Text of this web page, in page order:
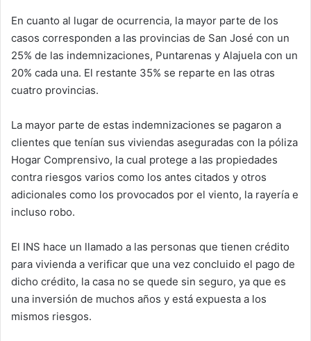
En cuanto al lugar de ocurrencia, la mayor parte de los
casos corresponden a las provincias de San José con un
25% de las indemnizaciones, Puntarenas y Alajuela con un
20% cada una. El restante 35% se reparte en las otras
cuatro provincias.
La mayor parte de estas indemnizaciones se pagaron a
clientes que tenían sus viviendas aseguradas con la póliza
Hogar Comprensivo, la cual protege a las propiedades
contra riesgos varios como los antes citados y otros
adicionales como los provocados por el viento, la rayería e
incluso robo.
El INS hace un llamado a las personas que tienen crédito
para vivienda a verificar que una vez concluido el pago de
dicho crédito, la casa no se quede sin seguro, ya que es
una inversión de muchos años y está expuesta a los
mismos riesgos.